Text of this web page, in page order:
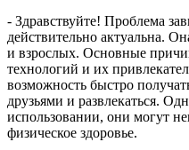
- Здравствуйте! Проблема
действительно актуальна.
и взрослых. Основные
технологий и их
возможность быстро
друзьями и развлекаться.
использовании, они могут
физическое здоровье.